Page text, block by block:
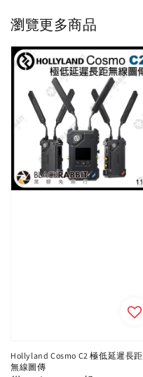
瀏覽更多商品
Hollyland Cosmo C2 極低延遲長距
無線圖傳